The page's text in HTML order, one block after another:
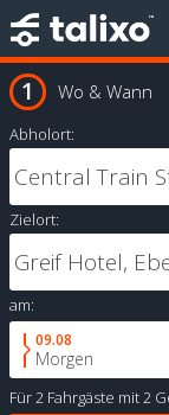
Wo & Wann
Abholort:
Zielort:
am:
09.08
Morgen
Für2 Fahrgäste mit2